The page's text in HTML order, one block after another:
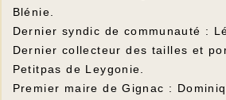
Blénie.
Dernier syndic de communauté :
Dernier collecteur des tailles et
Petitpas de Leygonie.
Premier maire de Gignac :